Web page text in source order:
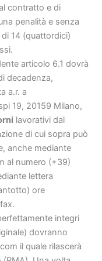
contratto e di
penalità e senza
14 (quattordici)
articolo 6.1 dovrà
decadenza,
a.r. a
19, 20159 Milano,
lavorativi dal
di cui sopra può
anche mediante
al numero (+39)
lettera
ore
integri
dovranno
il quale rilascerà